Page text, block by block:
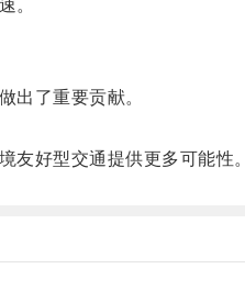
。
了重要贡献。
好型交通提供更多可能性。